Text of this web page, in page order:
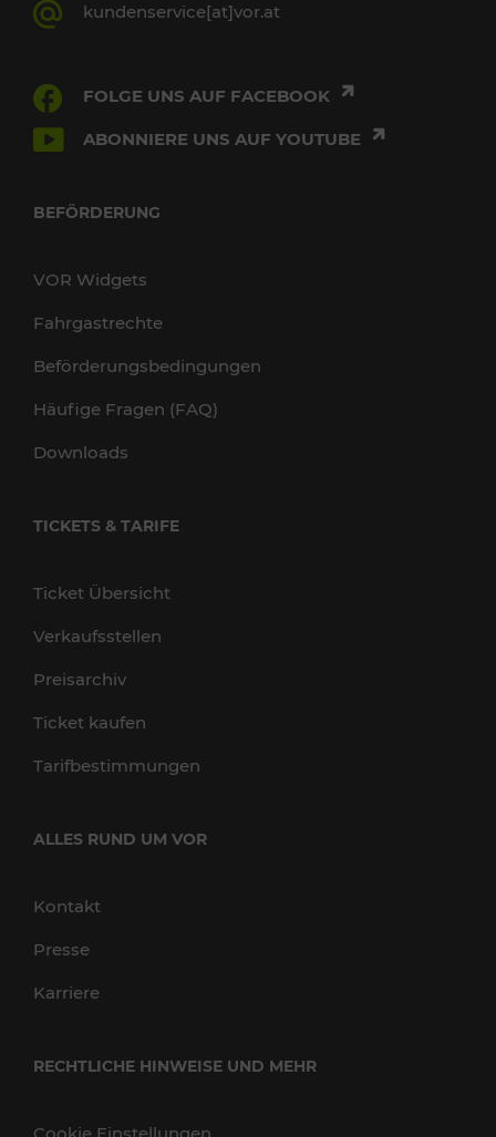
kundenservice[at]vor.at
FOLGE UNS AUF FACEBOOK
ABONNIERE UNS AUF YOUTUBE
BEFÖRDERUNG
VOR Widgets
Fahrgastrechte
Beförderungsbedingungen
Häufige Fragen (FAQ)
Downloads
TICKETS & TARIFE
Ticket Übersicht
Verkaufsstellen
Preisarchiv
Ticket kaufen
Tarifbestimmungen
ALLES RUND UM VOR
Kontakt
Presse
Karriere
RECHTLICHE HINWEISE UND MEHR